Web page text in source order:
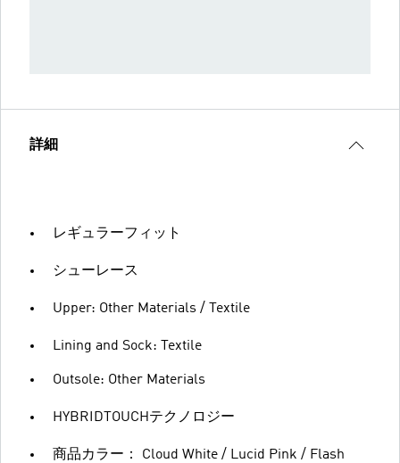
詳細
レギュラーフィット
シューレース
Upper: Other Materials / Textile
Lining and Sock: Textile
Outsole: Other Materials
HYBRIDTOUCHテクノロジー
商品カラー： Cloud White / Lucid Pink / Flash